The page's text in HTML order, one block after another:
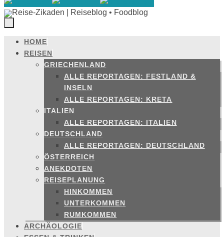
Zum
Inhalt
springen
HOME
REISEN
GRIECHENLAND
ALLE REPORTAGEN: FESTLAND &
INSELN
ALLE REPORTAGEN: KRETA
ITALIEN
ALLE REPORTAGEN: ITALIEN
DEUTSCHLAND
ALLE REPORTAGEN: DEUTSCHLAND
ÖSTERREICH
ANEKDOTEN
REISEPLANUNG
HINKOMMEN
UNTERKOMMEN
RUMKOMMEN
ARCHÄOLOGIE